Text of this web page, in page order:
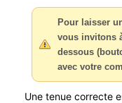
Pour laisser
vous invitons
dessous
avec votre
Une tenue correcte